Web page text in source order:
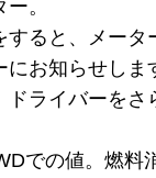
。
すると、メータ
にお知らせしま
ドライバーをさ
での値。燃料